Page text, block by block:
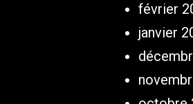
février
janvier